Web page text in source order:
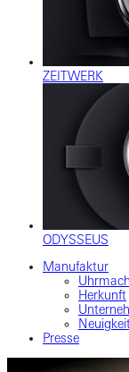
ZEITWERK
ODYSSEUS
Manufaktur
Herkunft
Presse